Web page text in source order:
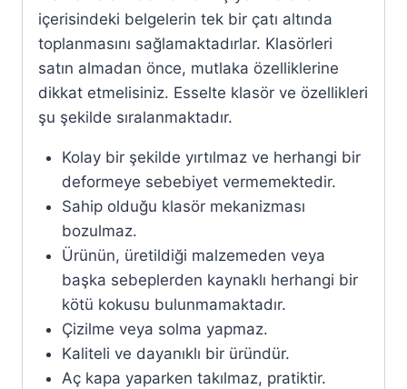
içerisindeki belgelerin tek bir çatı altında
toplanmasını sağlamaktadırlar. Klasörleri
satın almadan önce, mutlaka özelliklerine
dikkat etmelisiniz. Esselte klasör ve özellikleri
şu şekilde sıralanmaktadır.
Kolay bir şekilde yırtılmaz ve herhangi bir
deformeye sebebiyet vermemektedir.
Sahip olduğu klasör mekanizması
bozulmaz.
Ürünün, üretildiği malzemeden veya
başka sebeplerden kaynaklı herhangi bir
kötü kokusu bulunmamaktadır.
Çizilme veya solma yapmaz.
Kaliteli ve dayanıklı bir üründür.
Aç kapa yaparken takılmaz, pratiktir.